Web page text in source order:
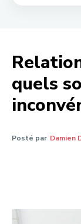
quels
Posté par Damien